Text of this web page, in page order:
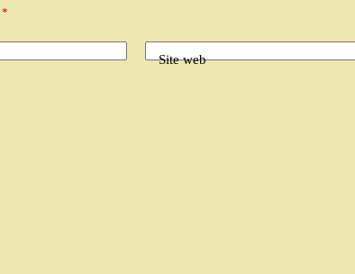
*
Site web